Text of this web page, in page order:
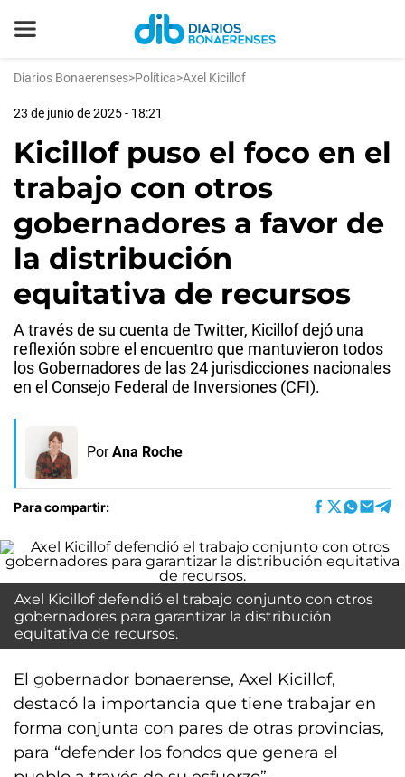
Diarios Bonaerenses>Política>Axel Kicillof
23 de junio de 2025 - 18:21
Kicillof puso el foco en el
trabajo con otros
gobernadores a favor de
la distribución
equitativa de recursos
A través de su cuenta de Twitter, Kicillof dejó una
reflexión sobre el encuentro que mantuvieron todos
los Gobernadores de las 24 jurisdicciones nacionales
en el Consejo Federal de Inversiones (CFI).
Por Ana Roche
Para compartir:
Axel Kicillof defendió el trabajo conjunto con otros
gobernadores para garantizar la distribución
equitativa de recursos.
El gobernador bonaerense, Axel Kicillof,
destacó la importancia que tiene trabajar en
forma conjunta con pares de otras provincias,
para “defender los fondos que genera el